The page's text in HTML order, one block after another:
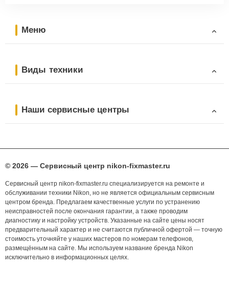
Меню
Виды техники
Наши сервисные центры
© 2026 — Сервисный центр nikon-fixmaster.ru
Сервисный центр nikon-fixmaster.ru специализируется на ремонте и
обслуживании техники Nikon, но не является официальным сервисным
центром бренда. Предлагаем качественные услуги по устранению
неисправностей после окончания гарантии, а также проводим
диагностику и настройку устройств. Указанные на сайте цены носят
предварительный характер и не считаются публичной офертой — точную
стоимость уточняйте у наших мастеров по номерам телефонов,
размещённым на сайте. Мы используем название бренда Nikon
исключительно в информационных целях.